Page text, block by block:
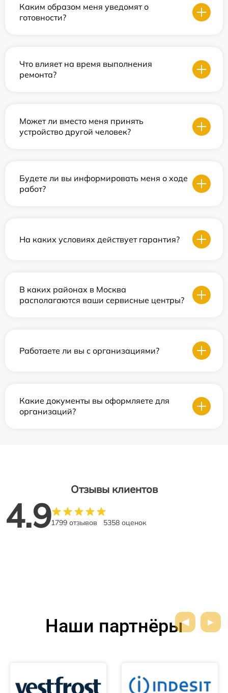
Каким образом меня уведомят о
готовности?
Что влияет на время выполнения
ремонта?
Может ли вместо меня принять
устройство другой человек?
Будете ли вы информировать меня о ходе
работ?
На каких условиях действует гарантия?
В каких районах в Москва
располагаются ваши сервисные центры?
Работаете ли вы с организациями?
Какие документы вы оформляете для
организаций?
Отзывы клиентов
4.91799 отзывов 5358 оценок
Наши партнёры